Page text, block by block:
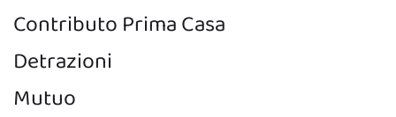
Contributo Prima Casa
Detrazioni
Mutuo